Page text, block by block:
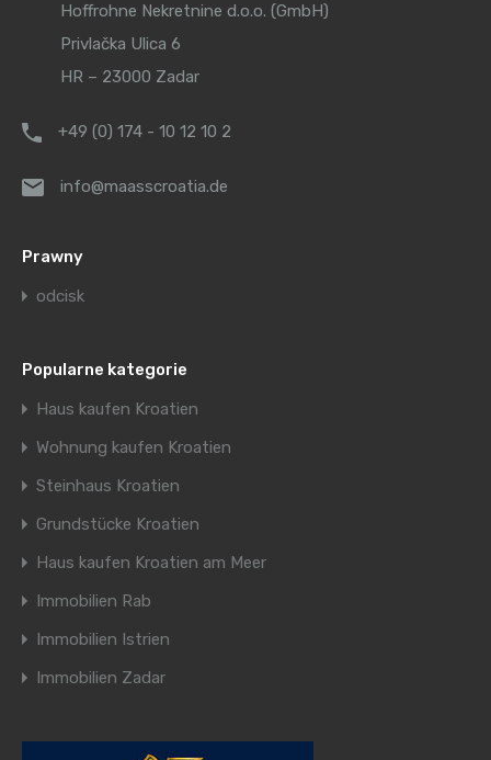
Hoffrohne Nekretnine d.o.o. (GmbH)
Privlačka Ulica 6
HR – 23000 Zadar
+49 (0) 174 - 10 12 10 2
info@maasscroatia.de
Prawny
odcisk
Popularne kategorie
Haus kaufen Kroatien
Wohnung kaufen Kroatien
Steinhaus Kroatien
Grundstücke Kroatien
Haus kaufen Kroatien am Meer
Immobilien Rab
Immobilien Istrien
Immobilien Zadar